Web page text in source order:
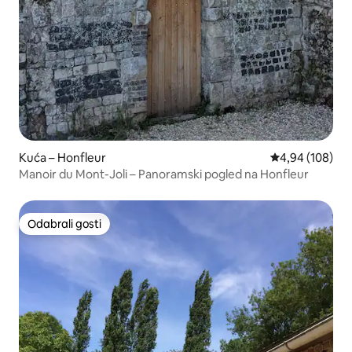
Kuća – Honfleur Prosječna
4,94 (108)
Manoir du Mont-Joli – Panoramski pogled na Honfleur
Odabrali gosti
Odabrali gosti